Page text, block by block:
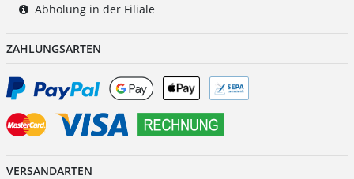
Abholung in der Filiale
ZAHLUNGSARTEN
VERSANDARTEN